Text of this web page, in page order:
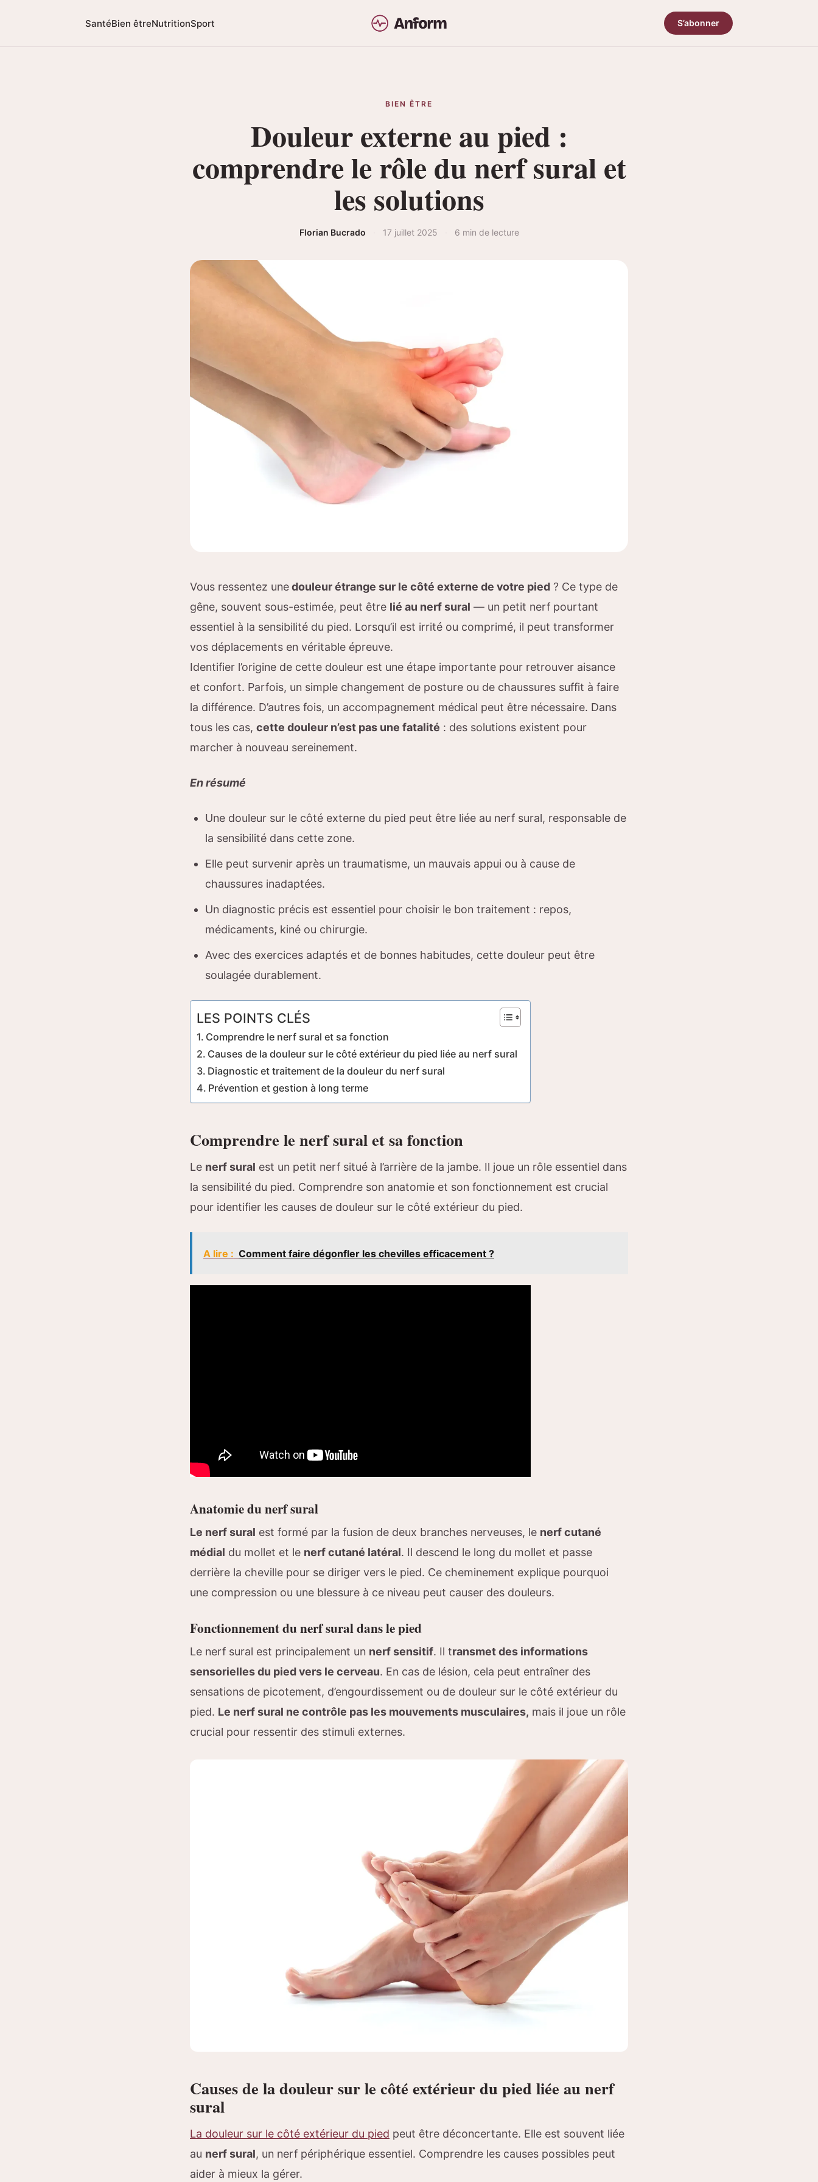
SantéBien êtreNutritionSport S’abonner
BIEN ÊTRE
Douleur externe au pied :
comprendre le rôle du nerf sural et
les solutions
Florian Bucrado 17 juillet 2025 6 min de lecture
Vous ressentez unedouleur étrange sur le côté externe de votre pied ? Ce type de
gêne, souvent sous-estimée, peut être lié au nerf sural — un petit nerf pourtant
essentiel à la sensibilité du pied. Lorsqu’il est irrité ou comprimé, il peut transformer
vos déplacements en véritable épreuve.
Identifier l’origine de cette douleur est une étape importante pour retrouver aisance
et confort. Parfois, un simple changement de posture ou de chaussures suffit à faire
la différence. D’autres fois, un accompagnement médical peut être nécessaire. Dans
tous les cas, cette douleur n’est pas une fatalité : des solutions existent pour
marcher à nouveau sereinement.
En résumé
Une douleur sur le côté externe du pied peut être liée au nerf sural, responsable de
la sensibilité dans cette zone.
Elle peut survenir après un traumatisme, un mauvais appui ou à cause de
chaussures inadaptées.
Un diagnostic précis est essentiel pour choisir le bon traitement : repos,
médicaments, kiné ou chirurgie.
Avec des exercices adaptés et de bonnes habitudes, cette douleur peut être
soulagée durablement.
LES POINTS CLÉS
Comprendre le nerf sural et sa fonction
Causes de la douleur sur le côté extérieur du pied liée au nerf sural
Diagnostic et traitement de la douleur du nerf sural
Prévention et gestion à long terme
Comprendre le nerf sural et sa fonction
Le nerf sural est un petit nerf situé à l’arrière de la jambe. Il joue un rôle essentiel dans
la sensibilité du pied. Comprendre son anatomie et son fonctionnement est crucial
pour identifier les causes de douleur sur le côté extérieur du pied.
A lire : Comment faire dégonfler les chevilles efficacement ?
Anatomie du nerf sural
Le nerf sural est formé par la fusion de deux branches nerveuses, le nerf cutané
médial du mollet et le nerf cutané latéral. Il descend le long du mollet et passe
derrière la cheville pour se diriger vers le pied. Ce cheminement explique pourquoi
une compression ou une blessure à ce niveau peut causer des douleurs.
Fonctionnement du nerf sural dans le pied
Le nerf sural est principalement un nerf sensitif. Il transmet des informations
sensorielles du pied vers le cerveau. En cas de lésion, cela peut entraîner des
sensations de picotement, d’engourdissement ou de douleur sur le côté extérieur du
pied. Le nerf sural ne contrôle pas les mouvements musculaires, mais il joue un rôle
crucial pour ressentir des stimuli externes.
Causes de la douleur sur le côté extérieur du pied liée au nerf
sural
La douleur sur le côté extérieur du pied peut être déconcertante. Elle est souvent liée
au nerf sural, un nerf périphérique essentiel. Comprendre les causes possibles peut
aider à mieux la gérer.